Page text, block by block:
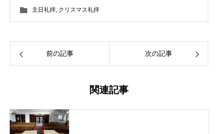
主日礼拝, クリスマス礼拝
前の記事 次の記事
関連記事